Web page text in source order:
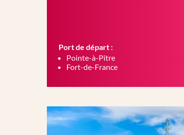
Port de départ :
Pointe-à-Pitre
Fort-de-France